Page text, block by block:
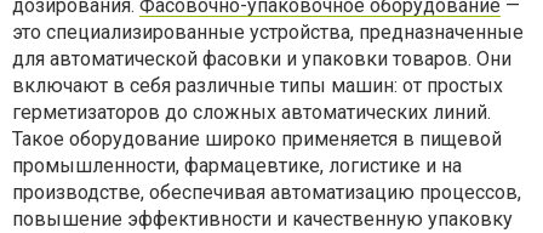
дозирования. Фасовочно-упаковочное оборудование —
это специализированные устройства, предназначенные
для автоматической фасовки и упаковки товаров. Они
включают в себя различные типы машин: от простых
герметизаторов до сложных автоматических линий.
Такое оборудование широко применяется в пищевой
промышленности, фармацевтике, логистике и на
производстве, обеспечивая автоматизацию процессов,
повышение эффективности и качественную упаковку